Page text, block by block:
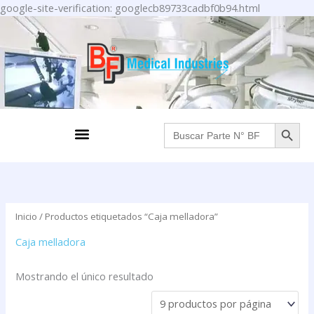
google-site-verification: googlecb89733cadbf0b94.html
al
contenido
Menu Buscar: BOTÓN DE
Inicio / Productos etiquetados “Caja melladora”
Caja melladora
Mostrando el único resultado